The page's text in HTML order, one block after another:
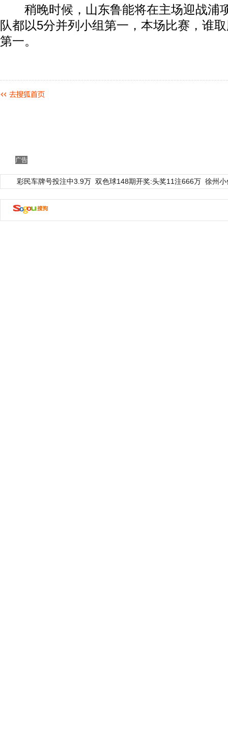
稍晚时候，山东鲁能将在主场迎战浦
队都以5分并列小组第一，本场比赛，谁
第一。
广告
彩民车牌号投注中3.9万 双色球148期开奖:头奖11注666万 徐州